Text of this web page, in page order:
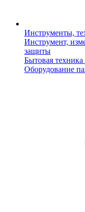
Инструменты,
Инструмент,
защиты
Бытовая техника
Оборудование